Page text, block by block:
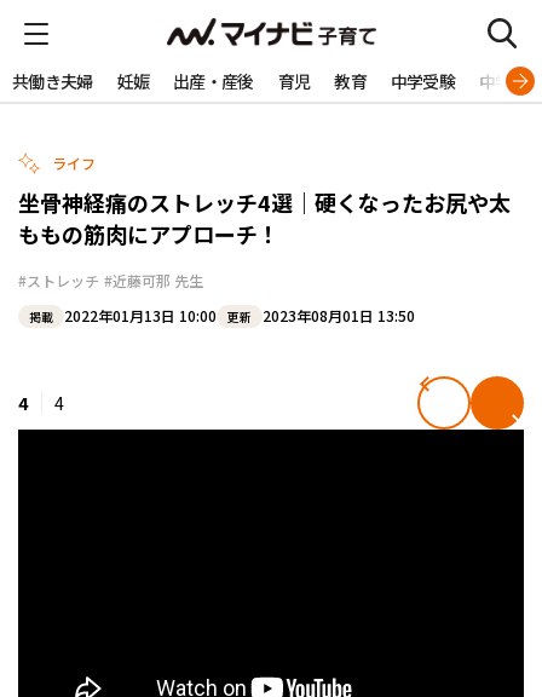
共働き夫婦 妊娠 出産・産後 育児 教育 中学受験 中学生
ライフ
坐骨神経痛のストレッチ4選｜硬くなったお尻や太
ももの筋肉にアプローチ！
#ストレッチ #近藤可那 先生
掲載 2022年01月13日 10:00 更新 2023年08月01日 13:50
4 4